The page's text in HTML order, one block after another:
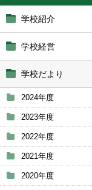
学校紹介
学校経営
学校だより
2024年度
2023年度
2022年度
2021年度
2020年度